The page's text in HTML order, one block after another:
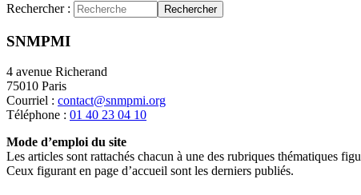
Rechercher : Rechercher
SNMPMI
4 avenue Richerand
75010 Paris
Courriel : contact@snmpmi.org
Téléphone : 01 40 23 04 10
Mode d’emploi du site
Les articles sont rattachés chacun à une des rubriques thématiques
Ceux figurant en page d’accueil sont les derniers publiés.